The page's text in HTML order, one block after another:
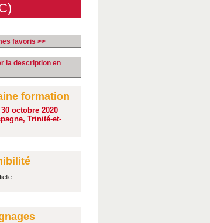
favoris >>
la description en
formation
octobre 2020
Trinité-et-